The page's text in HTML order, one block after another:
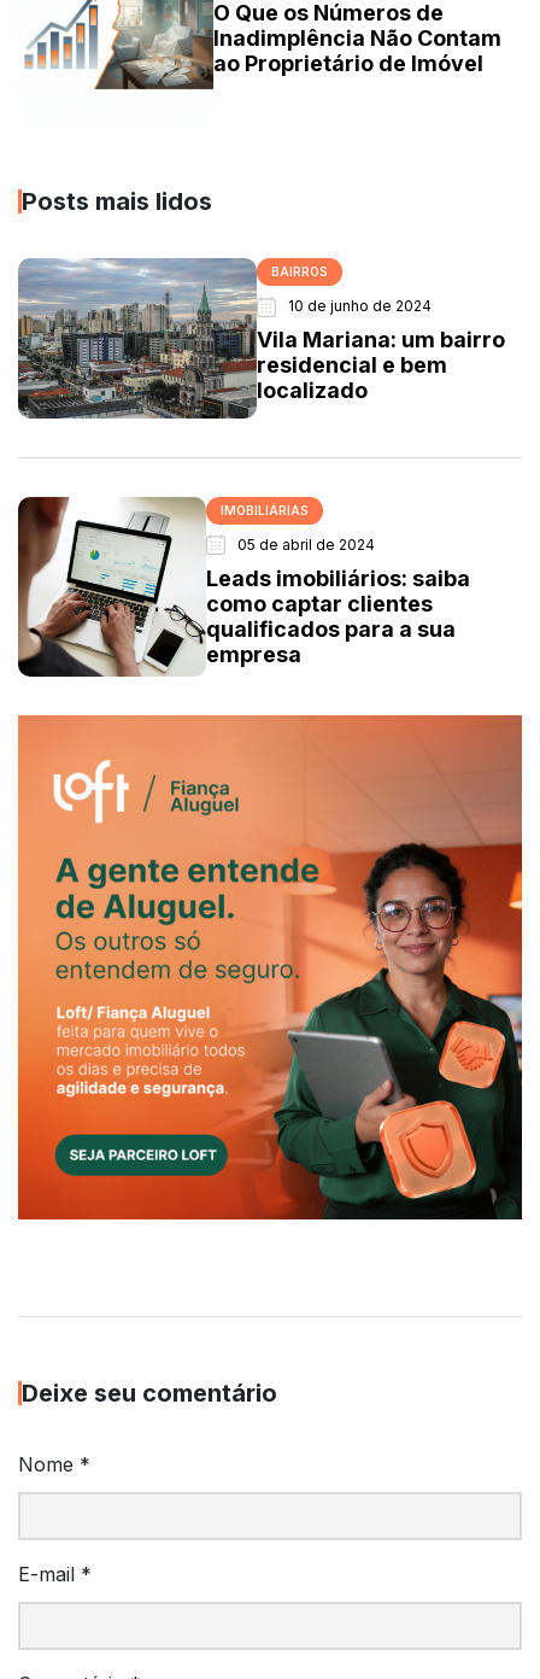
O Que os Números de
Inadimplência Não Contam
ao Proprietário de Imóvel
Posts mais lidos
BAIRROS
10 de junho de 2024
Vila Mariana: um bairro
residencial e bem
localizado
IMOBILIÁRIAS
05 de abril de 2024
Leads imobiliários: saiba
como captar clientes
qualificados para a sua
empresa
Deixe seu comentário
Nome *
E-mail *